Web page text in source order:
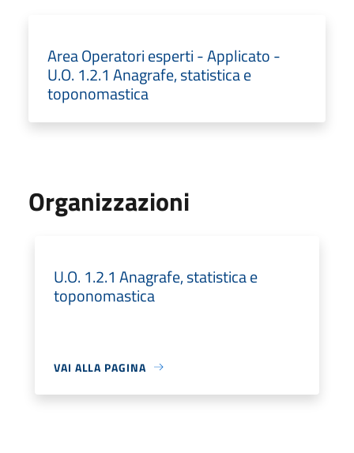
Area Operatori esperti - Applicato -
U.O. 1.2.1 Anagrafe, statistica e
toponomastica
Organizzazioni
U.O. 1.2.1 Anagrafe, statistica e
toponomastica
VAI ALLA PAGINA